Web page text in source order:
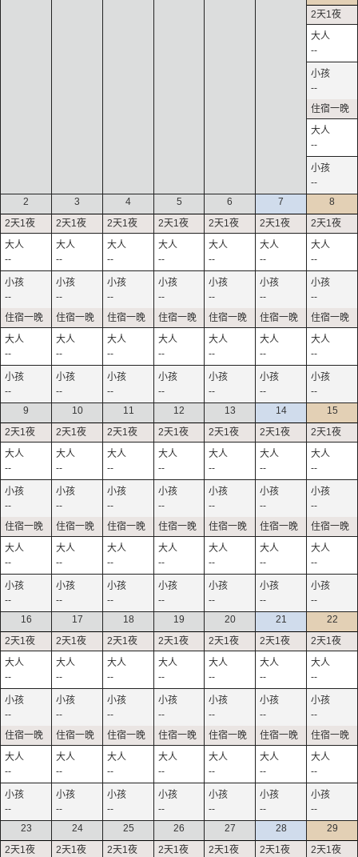
--
--
--
--
2
--
--
--
--
3
--
--
--
--
4
--
--
--
--
5
--
--
--
--
6
--
--
--
--
7
--
--
--
--
8
--
--
--
--
9
--
--
--
--
10
--
--
--
--
11
--
--
--
--
12
--
--
--
--
13
--
--
--
--
14
--
--
--
--
15
--
--
--
--
16
--
--
--
--
17
--
--
--
--
18
--
--
--
--
19
--
--
--
--
20
--
--
--
--
21
--
--
--
--
22
--
--
--
--
23
24 25 26 27 28 29